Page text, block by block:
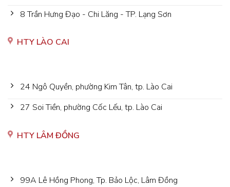
8 Trần Hưng Đạo - Chi Lăng - TP. Lạng Sơn
HTY LÀO CAI
24 Ngô Quyền, phường Kim Tân, tp. Lào Cai
27 Soi Tiền, phường Cốc Lếu, tp. Lào Cai
HTY LÂM ĐỒNG
99A Lê Hồng Phong, Tp. Bảo Lộc, Lâm Đồng